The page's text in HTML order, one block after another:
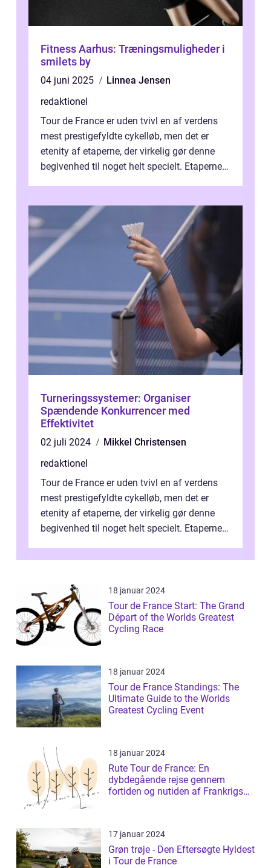
Fitness Aarhus: Træningsmuligheder i
smilets by
04 juni 2025
Linnea Jensen
redaktionel
Tour de France er uden tvivl en af verdens
mest prestigefyldte cykelløb, men det er
etenity af etaperne, der virkelig gør denne
begivenhed til noget helt specielt. Etaperne i
Turneringssystemer: Organiser
Spændende Konkurrencer med
Effektivitet
02 juli 2024
Mikkel Christensen
redaktionel
Tour de France er uden tvivl en af verdens
mest prestigefyldte cykelløb, men det er
etenity af etaperne, der virkelig gør denne
begivenhed til noget helt specielt. Etaperne i
18 januar 2024
Tour de France Start: The Grand
Départ of the Worlds Greatest
Cycling Race
18 januar 2024
Tour de France Standings: The
Ultimate Guide to the Worlds
Greatest Cycling Event
18 januar 2024
Rute Tour de France: En
dybdegående rejse gennem
fortiden og nutiden af Frankrigs
17 januar 2024
Grøn trøje - Den Eftersøgte Hyldest
i Tour de France